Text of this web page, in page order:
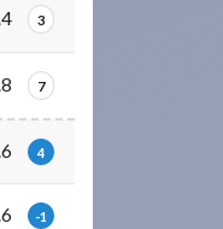
3
7
4
-1